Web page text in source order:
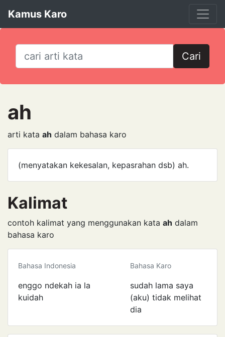
Kamus Karo
Cari
ah
arti kata ah dalam bahasa karo
(menyatakan kekesalan, kepasrahan dsb) ah.
Kalimat
contoh kalimat yang menggunakan kata ah dalam
bahasa karo
Bahasa Indonesia
enggo ndekah ia la
kuidah
Bahasa Karo
sudah lama saya
(aku) tidak melihat
dia